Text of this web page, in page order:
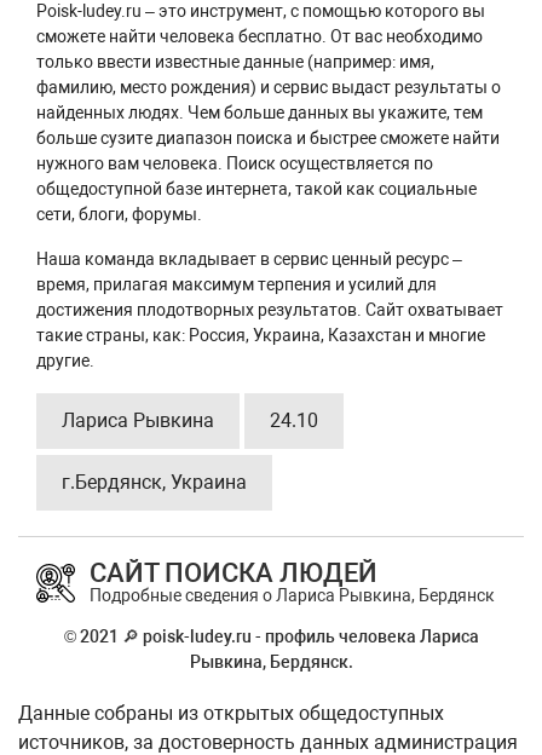
Poisk-ludey.ru – это инструмент, с помощью которого вы
сможете найти человека бесплатно. От вас необходимо
только ввести известные данные (например: имя,
фамилию, место рождения) и сервис выдаст результаты о
найденных людях. Чем больше данных вы укажите, тем
больше сузите диапазон поиска и быстрее сможете найти
нужного вам человека. Поиск осуществляется по
общедоступной базе интернета, такой как социальные
сети, блоги, форумы.
Наша команда вкладывает в сервис ценный ресурс –
время, прилагая максимум терпения и усилий для
достижения плодотворных результатов. Сайт охватывает
такие страны, как: Россия, Украина, Казахстан и многие
другие.
Лариса Рывкина 24.10
г.Бердянск, Украина
САЙТ ПОИСКА ЛЮДЕЙ
Подробные сведения о Лариса Рывкина, Бердянск
© 2021 🔎 poisk-ludey.ru - профиль человека Лариса
Рывкина, Бердянск.
Данные собраны из открытых общедоступных
источников, за достоверность данных администрация